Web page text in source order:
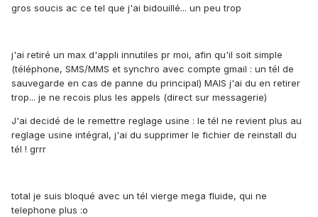
gros soucis ac ce tel que j'ai bidouillé... un peu trop
j'ai retiré un max d'appli innutiles pr moi, afin qu'il soit simple
(téléphone, SMS/MMS et synchro avec compte gmail : un tél de
sauvegarde en cas de panne du principal) MAIS j'ai du en retirer
trop... je ne recois plus les appels (direct sur messagerie)
J'ai decidé de le remettre reglage usine : le tél ne revient plus au
reglage usine intégral, j'ai du supprimer le fichier de reinstall du
tél ! grrr
total je suis bloqué avec un tél vierge mega fluide, qui ne
telephone plus :o